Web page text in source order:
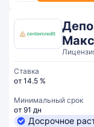
Ставка
от 14.5 %
Минимальный срок
от 91 дн
Досрочное